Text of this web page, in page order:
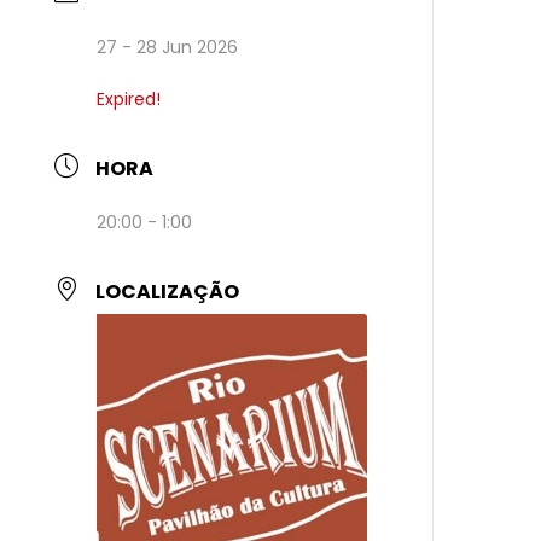
27 - 28 Jun 2026
Expired!
HORA
20:00 - 1:00
LOCALIZAÇÃO